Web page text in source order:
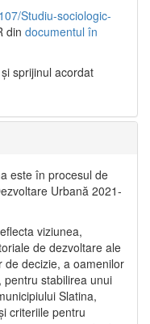
Studiu-sociologic-
din documentul în
sprijinul acordat
este în procesul de
Urbană 2021‐
viziunea,
de dezvoltare ale
de decizie, a oamenilor
pentru stabilirea unui
Slatina,
criteriile pentru